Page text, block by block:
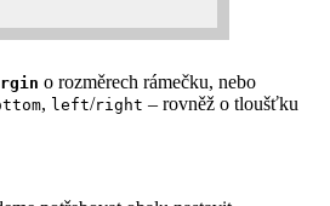
o rozměrech rámečku, nebo
, left/right – rovněž o tloušťku